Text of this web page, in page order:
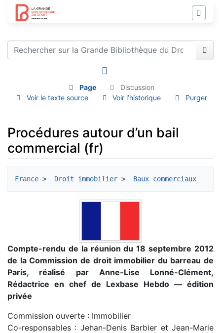
Page
Discussion
Voir le texte source
Voir l’historique Purger
Procédures autour d’un bail
commercial (fr)
France > Droit immobilier > Baux commerciaux
Compte-rendu de la réunion du 18 septembre 2012
de la Commission de droit immobilier du barreau de
Paris, réalisé par Anne-Lise Lonné-Clément,
Rédactrice en chef de Lexbase Hebdo — édition
privée
Commission ouverte : Immobilier
Co-responsables : Jehan-Denis Barbier et Jean-Marie